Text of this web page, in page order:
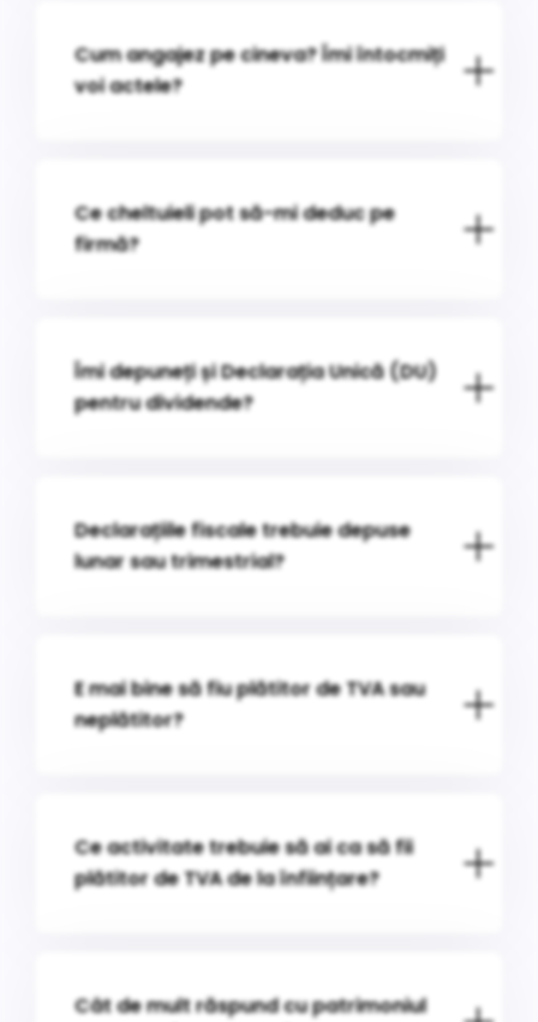
Cum angajez pe cineva? Îmi întocmiți
voi actele?
Ce cheltuieli pot să-mi deduc pe
firmă?
Îmi depuneți și Declarația Unică (DU)
pentru dividende?
Declarațiile fiscale trebuie depuse
lunar sau trimestrial?
E mai bine să fiu plătitor de TVA sau
neplătitor?
Ce activitate trebuie să ai ca să fii
plătitor de TVA de la înființare?
Cât de mult răspund cu patrimoniul